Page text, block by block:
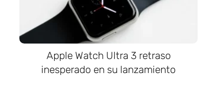
Apple Watch Ultra 3 retraso
inesperado en su lanzamiento